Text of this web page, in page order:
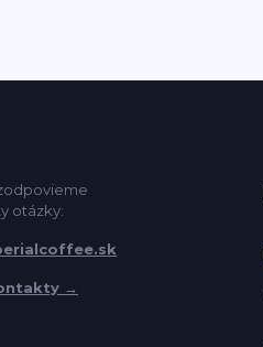
otázky:
→